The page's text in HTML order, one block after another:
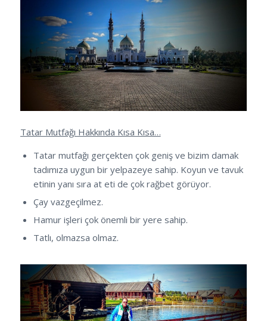
Tatar Mutfağı Hakkında Kısa Kısa…
Tatar mutfağı gerçekten çok geniş ve bizim damak
tadımıza uygun bir yelpazeye sahip. Koyun ve tavuk
etinin yanı sıra at eti de çok rağbet görüyor.
Çay vazgeçilmez.
Hamur işleri çok önemli bir yere sahip.
Tatlı, olmazsa olmaz.